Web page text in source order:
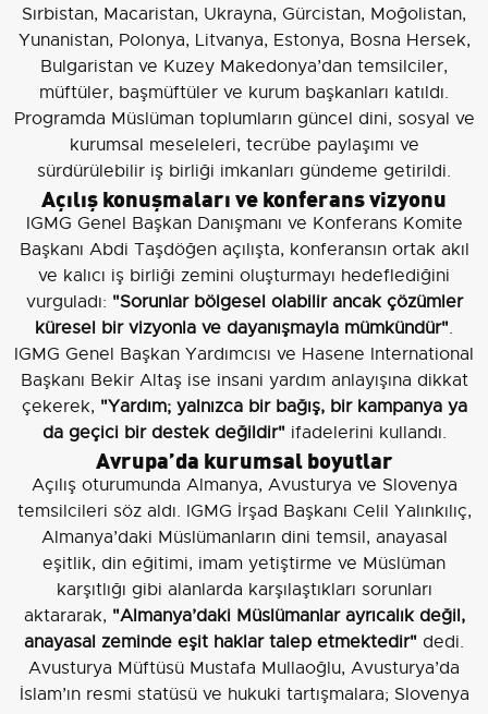
Sırbistan, Macaristan, Ukrayna, Gürcistan, Moğolistan,
Yunanistan, Polonya, Litvanya, Estonya, Bosna Hersek,
Bulgaristan ve Kuzey Makedonya’dan temsilciler,
müftüler, başmüftüler ve kurum başkanları katıldı.
Programda Müslüman toplumların güncel dini, sosyal ve
kurumsal meseleleri, tecrübe paylaşımı ve
sürdürülebilir iş birliği imkanları gündeme getirildi.
Açılış konuşmaları ve konferans vizyonu
IGMG Genel Başkan Danışmanı ve Konferans Komite
Başkanı Abdi Taşdöğen açılışta, konferansın ortak akıl
ve kalıcı iş birliği zemini oluşturmayı hedeflediğini
vurguladı: "Sorunlar bölgesel olabilir ancak çözümler
küresel bir vizyonla ve dayanışmayla mümkündür".
IGMG Genel Başkan Yardımcısı ve Hasene International
Başkanı Bekir Altaş ise insani yardım anlayışına dikkat
çekerek, "Yardım; yalnızca bir bağış, bir kampanya ya
da geçici bir destek değildir"ifadelerini kullandı.
Avrupa’da kurumsal boyutlar
Açılış oturumunda Almanya, Avusturya ve Slovenya
temsilcileri söz aldı. IGMG İrşad Başkanı Celil Yalınkılıç,
Almanya’daki Müslümanların dini temsil, anayasal
eşitlik, din eğitimi, imam yetiştirme ve Müslüman
karşıtlığı gibi alanlarda karşılaştıkları sorunları
aktararak, "Almanya’daki Müslümanlar ayrıcalık değil,
anayasal zeminde eşit haklar talep etmektedir" dedi.
Avusturya Müftüsü Mustafa Mullaoğlu, Avusturya’da
İslam’ın resmi statüsü ve hukuki tartışmalara; Slovenya